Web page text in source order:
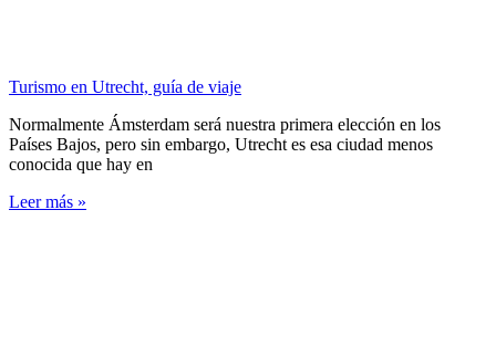
Turismo en Utrecht, guía de viaje
Normalmente Ámsterdam será nuestra primera elección en los
Países Bajos, pero sin embargo, Utrecht es esa ciudad menos
conocida que hay en
Leer más »